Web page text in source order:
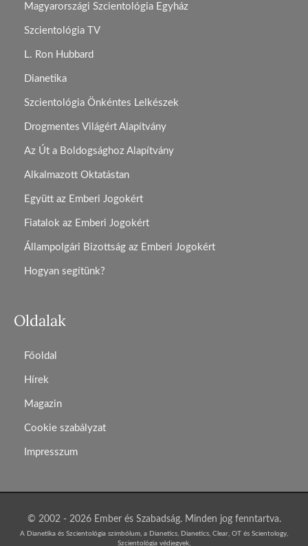
Magyarországi Szcientológia Egyház
Szcientológia TV
L. Ron Hubbard
Dianetika
Szcientológia Önkéntes Lelkészek
Drogmentes Világért Alapítvány
Az Út a Boldogsághoz Alapítvány
Alkalmazott Oktatástan
Együtt az Emberi Jogokért
Fiatalok az Emberi Jogokért
Állampolgári Bizottság az Emberi Jogokért
Hogyan segítünk?
Oldalak
Főoldal
Hírek
Magazin
Cookie szabályzat
Impresszum
© 2002 - 2026 Ember és Szabadság. Minden jog fenntartva.
A Dianetika és Szcientológia szimbólum, a Dianetics, Dianetics, Clear, OT és Scientology,
Szcientológia védjegyek,